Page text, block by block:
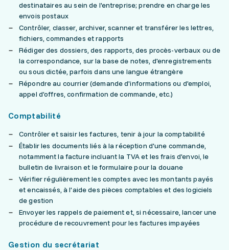
destinataires au sein de l'entreprise; prendre en charge les
envois postaux
Contrôler, classer, archiver, scanner et transférer les lettres,
fichiers, commandes et rapports
Rédiger des dossiers, des rapports, des procès-verbaux ou de
la correspondance, sur la base de notes, d'enregistrements
ou sous dictée, parfois dans une langue étrangère
Répondre au courrier (demande d'informations ou d'emploi,
appel d'offres, confirmation de commande, etc.)
Comptabilité
Contrôler et saisir les factures, tenir à jour la comptabilité
Établir les documents liés à la réception d'une commande,
notamment la facture incluant la TVA et les frais d'envoi, le
bulletin de livraison et le formulaire pour la douane
Vérifier régulièrement les comptes avec les montants payés
et encaissés, à l'aide des pièces comptables et des logiciels
de gestion
Envoyer les rappels de paiement et, si nécessaire, lancer une
procédure de recouvrement pour les factures impayées
Gestion du secrétariat